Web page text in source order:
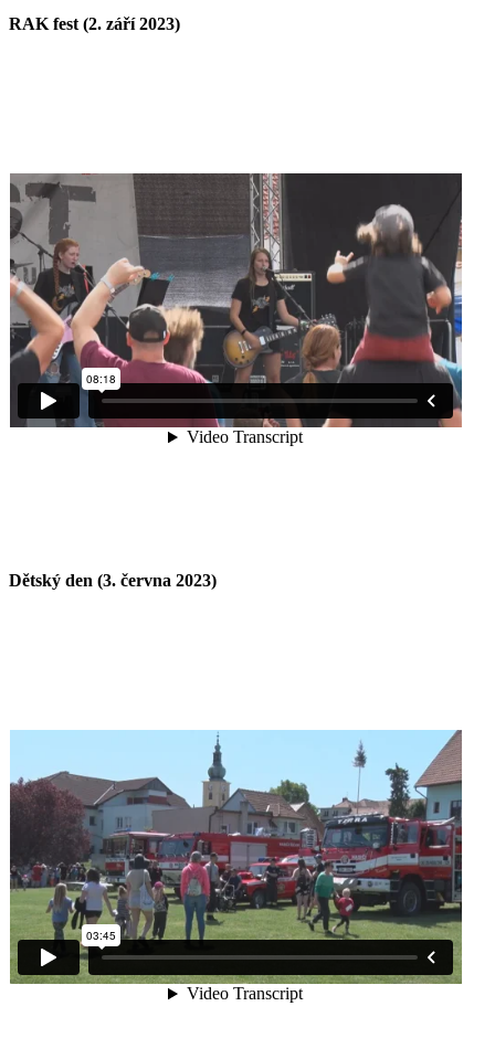
RAK fest (2. září 2023)
Dětský den (3. června 2023)